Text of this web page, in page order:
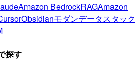
Amazon BedrockRAGAmazon
Obsidianモダンデータスタック
探す